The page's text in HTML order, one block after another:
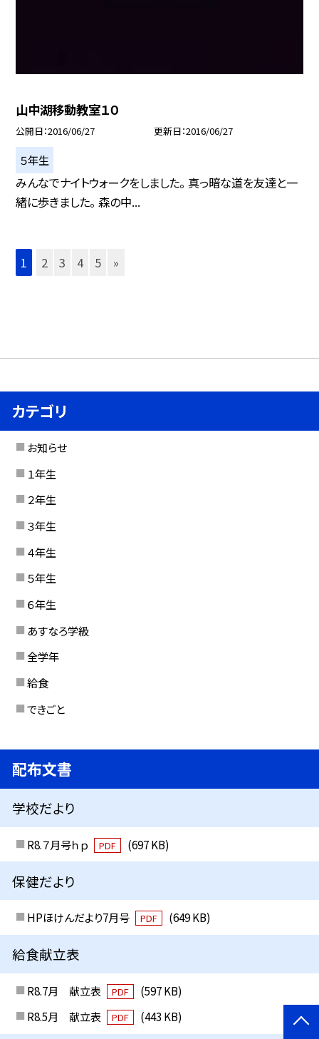
山中湖移動教室１０
公開日 2016/06/27 更新日 2016/06/27
５年生
みんなでナイトウォークをしました。 真っ暗な道を友達と一
緒に歩きました。 森の中...
1 2 3 4 5 »
カテゴリ
お知らせ
１年生
２年生
３年生
４年生
５年生
６年生
あすなろ学級
全学年
給食
できごと
配布文書
学校だより
R8.７月号ｈｐ PDF (697 KB)
保健だより
HPほけんだより7月号 PDF (649 KB)
給食献立表
R8.7月 献立表 PDF
(597 KB)
R8.5月 献立表
PDF (443 KB)